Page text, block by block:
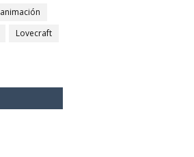
animación
Lovecraft